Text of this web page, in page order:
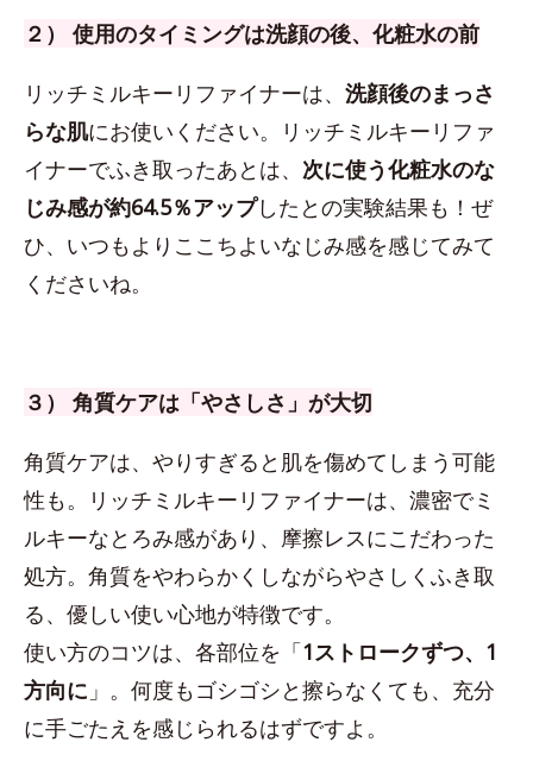
２） 使用のタイミングは洗顔の後、化粧水の前
リッチミルキーリファイナーは、 洗顔後のまっさ
らな肌にお使いください。リッチミルキーリファ
イナーでふき取ったあとは、 次に使う化粧水のな
じみ感が約64.5％アップしたとの実験結果も！ぜ
ひ、いつもよりここちよいなじみ感を感じてみて
くださいね。
３） 角質ケアは「やさしさ」が大切
角質ケアは、やりすぎると肌を傷めてしまう可能
性も。リッチミルキーリファイナーは、濃密でミ
ルキーなとろみ感があり、摩擦レスにこだわった
処方。角質をやわらかくしながらやさしくふき取
る、優しい使い心地が特徴です。
使い方のコツは、各部位を「1ストロークずつ、1
方向に 」。何度もゴシゴシと擦らなくても、充分
に手ごたえを感じられるはずですよ。